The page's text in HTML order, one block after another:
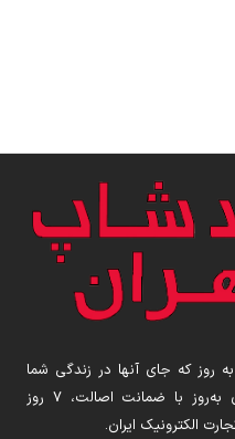
روز که جای آنها در زندگی شما
خالیست! واردکننده مستقیم گجت‌های به‌روز با ضمانت اصالت، ۷ روز
الکترونیک ایران.